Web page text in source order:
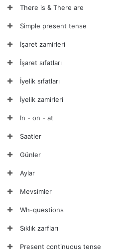
There is & There are
Simple present tense
İşaret zamirleri
İşaret sıfatları
İyelik sıfatları
İyelik zamirleri
In - on - at
Saatler
Günler
Aylar
Mevsimler
Wh-questions
Sıklık zarfları
Present continuous tense